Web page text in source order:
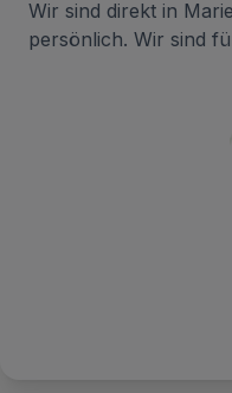
Wir sind direkt in
persönlich. Wir sind